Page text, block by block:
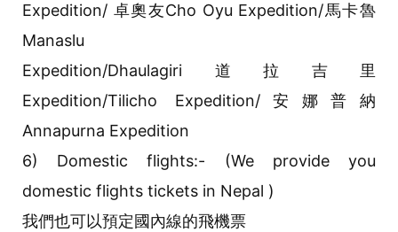
Expedition/ 卓奧友Cho Oyu Expedition/馬卡魯
Manaslu
Expedition/Dhaulagiri道拉吉里
Expedition/Tilicho Expedition/安娜普納
Annapurna Expedition
6) Domestic flights:- (We provide you
domestic flights tickets in Nepal )
我們也可以預定國內線的飛機票